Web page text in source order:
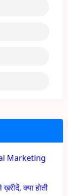
Marketing
क्या होती